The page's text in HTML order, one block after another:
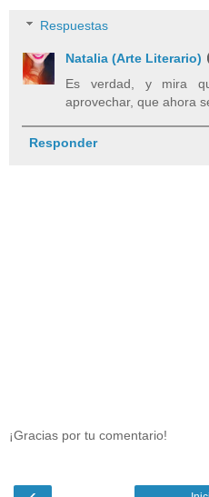
Respuestas
Natalia (Arte Literario)
Es verdad, y mira
aprovechar, que ahora
Responder
¡Gracias por tu comentario!